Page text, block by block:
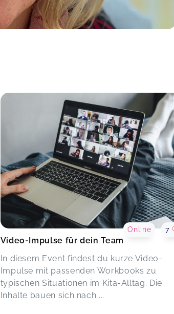
Video-Impulse für dein Team
Judith,Dec 22
Hallo Uschi, deine Video-Impulse
sowie deine Reels sind so
überzeugend und praxisnah.Vielen
Dank und weiter so.Grüße Bettina
Video-Impulse für dein Team
Bettina,Dec 21
Video-Impulse für dein Team
In diesem Event findest du kurze Video-
Impulse mit passenden Workbooks zu
typischen Situationen im Kita-Alltag. Die
Inhalte bauen sich nach ...
Online 7